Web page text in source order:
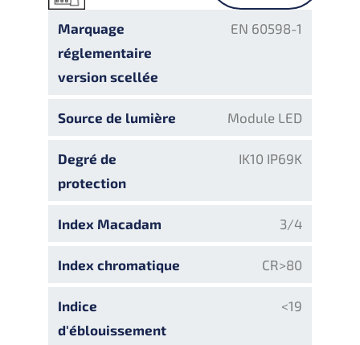
Marquage
réglementaire
version scellée
EN 60598-1
Source de lumière Module LED
Degré de
protection
IK10 IP69K
Index Macadam 3/4
Index chromatique CR>80
Indice
d'éblouissement
<19